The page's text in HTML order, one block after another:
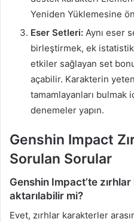
Yeniden Yüklemesine
Eser Setleri: Aynı eser
birleştirmek, ek
etkiler sağlayan set
açabilir. Karakterin
tamamlayanları bulmak
denemeler yapın.
Genshin Impact
Sorulan Sorular
Genshin Impact’te
aktarılabilir mi?
Evet, zırhlar karakterler